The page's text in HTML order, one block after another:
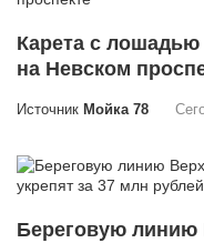
Карета с лошадью
на Невском
Источник Мойка 78
Береговую линию